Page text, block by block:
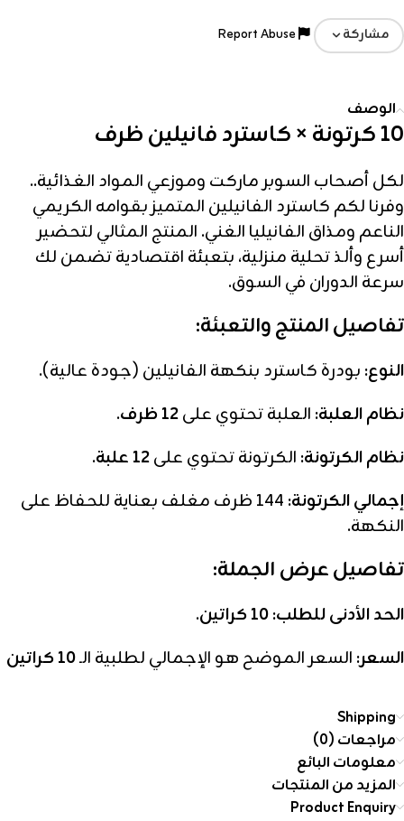
مشاركة
الوصف
10 كرتونة × كاسترد فانيلين ظرف
لكل أصحاب السوبر ماركت وموزعي المواد الغذائية..
وفرنا لكم كاسترد الفانيلين المتميز بقوامه الكريمي
الناعم ومذاق الفانيليا الغني. المنتج المثالي لتحضير
أسرع وألذ تحلية منزلية، بتعبئة اقتصادية تضمن لك
سرعة الدوران في السوق.
تفاصيل المنتج والتعبئة:
النوع: بودرة كاسترد بنكهة الفانيلين (جودة عالية).
نظام العلبة: العلبة تحتوي على12 ظرف
.
نظام الكرتونة: الكرتونة تحتوي على12 علبة
.
إجمالي الكرتونة:
144 ظرف مغلف بعناية للحفاظ على
النكهة.
تفاصيل عرض الجملة:
الحد الأدنى للطلب:10 كراتين
.
السعر: السعر الموضح هو الإجمالي لطلبية الـ10 كراتين
Shipping
مراجعات (0)
معلومات البائع
المزيد من المنتجات
Product Enquiry